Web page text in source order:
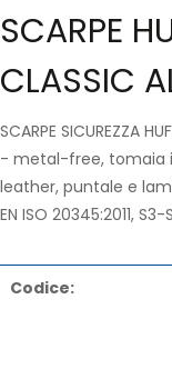
SCARPE
CLASSIC
SCARPE SICUREZZA
- metal-free, tomaia
leather, puntale e
EN ISO 20345:2011, S3-
Codice: